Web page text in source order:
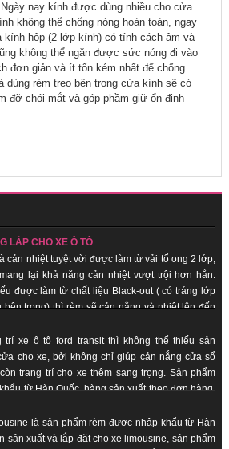
nay kính được dùng nhiều cho cửa
không thể chống nóng hoàn toàn, ngay
hộp (2 lớp kính) có tính cách âm và
không thể ngăn được sức nóng đi vào
đơn giản và ít tốn kém nhất để chống
dùng rèm treo bên trong cửa kính sẽ có
đỡ chói mắt và góp phầm giữ ổn định
LẮP CHO XE Ô TÔ
cản nhiệt tuyệt vời được làm từ vải tổ ong 2 lớp,
lại khả năng cản nhiệt vượt trội hơn hẳn.
được làm từ chất liệu Black-out ( có tráng lớp
bên trong) thì rèm sẽ cản nắng và nhiệt lên đến
hàng, giao hàng nhanh, uy tín, chất lượng.
trí xe ô tô ford transit thì không thể thiếu sản
cho xe, bởi không chỉ giúp cản nắng cửa sổ
trang trí cho xe thêm sang trọng. Sản phẩm
từ Hàn Quốc, hàng sản xuất theo đơn hàng,
lượng, giá thành rẻ.
là sản phẩm rèm được nhập khẩu từ Hàn
sản xuất và lắp đặt cho xe limousine, sản phẩm